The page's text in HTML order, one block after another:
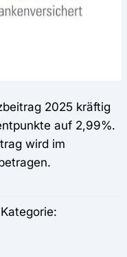
2025 kräftig
auf 2,99%.
wird im
betragen.